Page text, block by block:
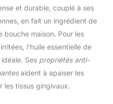
et durable, couplé à ses
en fait un ingrédient de
bouche maison. Pour les
l’huile essentielle de
Ses propriétés anti-
aident à apaiser les
les tissus gingivaux.